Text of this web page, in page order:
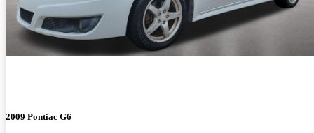
2009 Pontiac G6